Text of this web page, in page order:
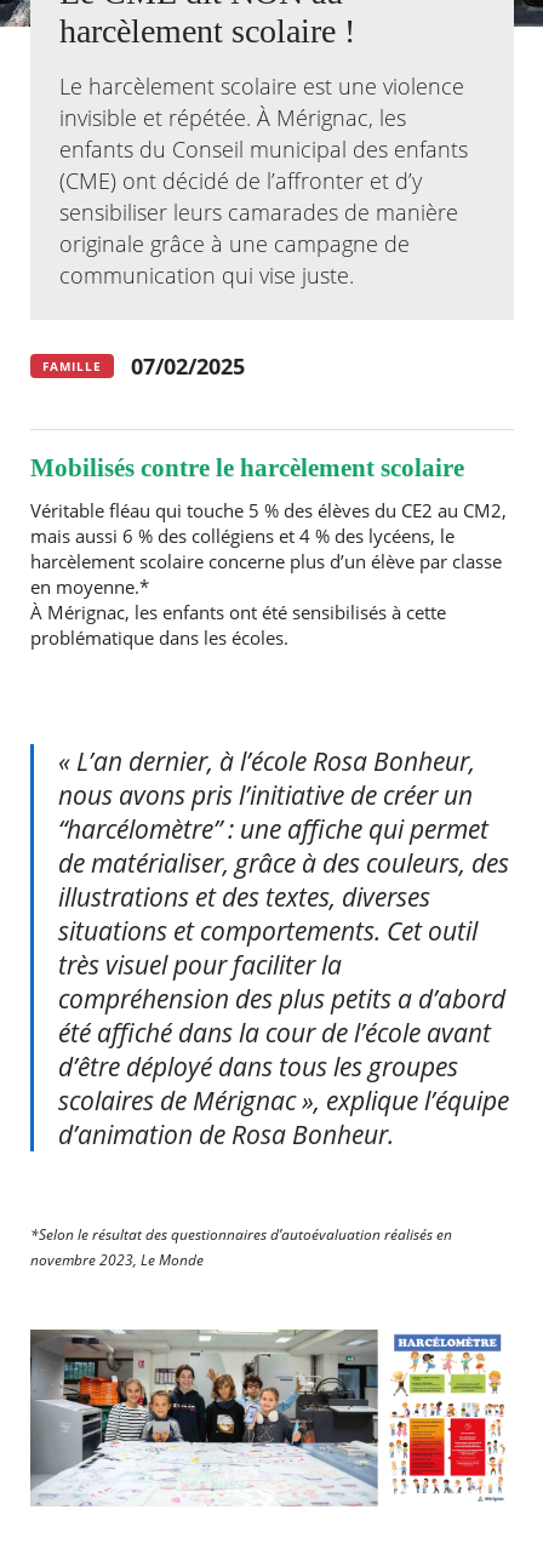
Actualités
Kiosque
Espace de services en ligne
Facebook
X Instagram
Youtube
Linkedin
harcèlement scolaire !
Le harcèlement scolaire est une violence
invisible et répétée. À Mérignac, les
enfants du Conseil municipal des enfants
(CME) ont décidé de l’affronter et d’y
sensibiliser leurs camarades de manière
originale grâce à une campagne de
communication qui vise juste.
FAMILLE 07/02/2025
Mobilisés contre le harcèlement scolaire
Véritable fléau qui touche 5 % des élèves du CE2 au CM2,
mais aussi 6 % des collégiens et 4 % des lycéens, le
harcèlement scolaire concerne plus d’un élève par classe
en moyenne.*
À Mérignac, les enfants ont été sensibilisés à cette
problématique dans les écoles.
« L’an dernier, à l’école Rosa Bonheur,
nous avons pris l’initiative de créer un
“harcélomètre” : une affiche qui permet
de matérialiser, grâce à des couleurs, des
illustrations et des textes, diverses
situations et comportements. Cet outil
très visuel pour faciliter la
compréhension des plus petits a d’abord
été affiché dans la cour de l’école avant
d’être déployé dans tous les groupes
scolaires de Mérignac », explique l’équipe
d’animation de Rosa Bonheur.
*Selon le résultat des questionnaires d’autoévaluation réalisés en
novembre 2023, Le Monde